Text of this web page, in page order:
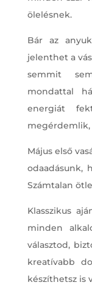
ölelésnek.
Bár az
jelenthet a
semmit
mondattal
energiát
megérdemlik,
Május első
odaadásunk,
Számtalan
Klasszikus
minden
választod,
kreatívabb
készíthetsz is